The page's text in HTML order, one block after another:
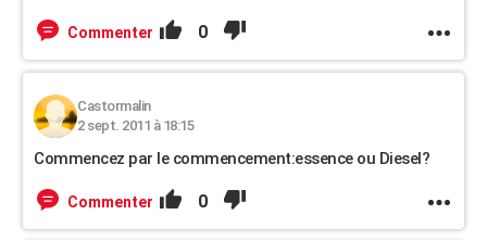
Commenter 0
Castormalin
2 sept. 2011 à 18:15
Commencez par le commencement:essence ou Diesel?
Commenter 0